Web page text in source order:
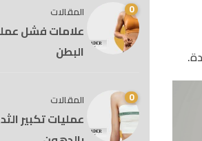
0 المقالات
علامات فشل
البطن
0 المقالات
عمليات تكبير